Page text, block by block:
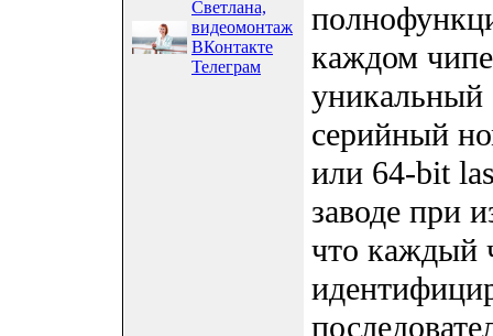
Светлана,
видеомонтаж
ВКонтакте
Телеграм
каждом
уникальный
серийный
или 64-bit
заводе при
что каждый